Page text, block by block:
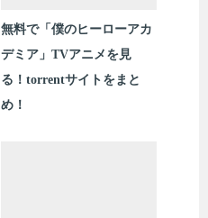
無料で「僕のヒーローアカ
デミア」TVアニメを見
る！torrentサイトをまと
め！